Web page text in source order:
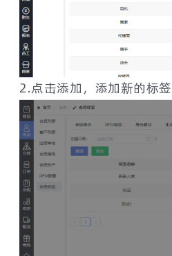
2.点击添加，添加新的标签